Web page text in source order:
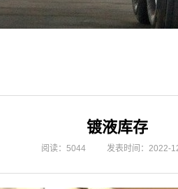
镀液库存
阅读：5044 发表时间：2022-